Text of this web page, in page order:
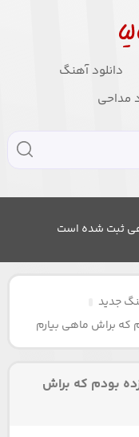
دانلود آهنگ
مداحی
ثبت شده است
جدید
که براش ماهی بیارم
بودم که براش